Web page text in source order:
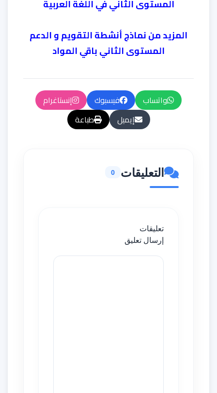
المستوى الثاني في اللغة العربية
المزيد من نماذجأنشطة التقويم و الدعم
المستوى الثاني باقي المواد
واتساب فيسبوك
إنستاغرام
إيميل
طباعة
التعليقات 0
تعليقات
إرسال تعليق